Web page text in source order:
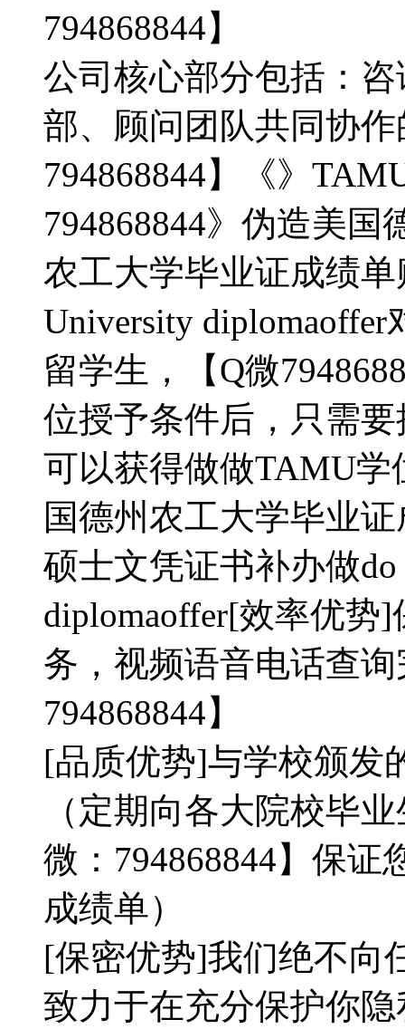
794868844】
公司核心部分包括：
部、顾问团队共同协
794868844】《》
794868844》伪造美
农工大学毕业证成绩单
University
留学生，【Q微
位授予条件后，只需
可以获得做做TAMU学
国德州农工大学毕业
硕士文凭证书补办做
diplomaoffer[效率优势
务，视频语音电话查
794868844】
[品质优势]与学校颁发
（定期向各大院校毕
微：794868844】保
成绩单）
[保密优势]我们绝不向
致力于在充分保护你